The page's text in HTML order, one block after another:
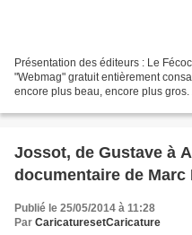
Présentation des éditeurs : Le
"Webmag" gratuit entièrement
encore plus beau, encore plus
Jossot, de Gustave à
documentaire de Marc
Publié le 25/05/2014 à 11:28
Par CaricaturesetCaricature